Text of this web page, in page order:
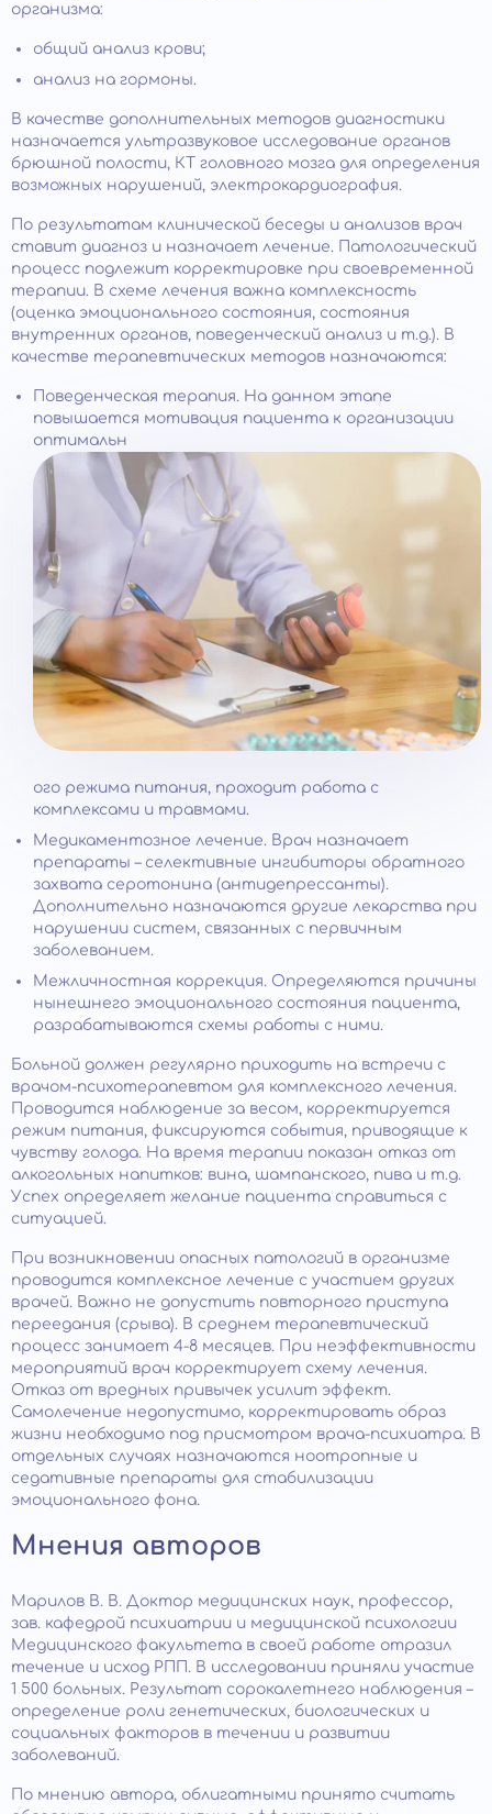
организма:
общий анализ крови;
анализ на гормоны.
В качестве дополнительных методов диагностики
назначается ультразвуковое исследование органов
брюшной полости, КТ головного мозга для определения
возможных нарушений, электрокардиография.
По результатам клинической беседы и анализов врач
ставит диагноз и назначает лечение. Патологический
процесс подлежит корректировке при своевременной
терапии. В схеме лечения важна комплексность
(оценка эмоционального состояния, состояния
внутренних органов, поведенческий анализ и т.д.). В
качестве терапевтических методов назначаются:
Поведенческая терапия. На данном этапе
повышается мотивация пациента к организации
оптимальн
ого режима питания, проходит работа с
комплексами и травмами.
Медикаментозное лечение. Врач назначает
препараты – селективные ингибиторы обратного
захвата серотонина (антидепрессанты).
Дополнительно назначаются другие лекарства при
нарушении систем, связанных с первичным
заболеванием.
Межличностная коррекция. Определяются причины
нынешнего эмоционального состояния пациента,
разрабатываются схемы работы с ними.
Больной должен регулярно приходить на встречи с
врачом-психотерапевтом для комплексного лечения.
Проводится наблюдение за весом, корректируется
режим питания, фиксируются события, приводящие к
чувству голода. На время терапии показан отказ от
алкогольных напитков: вина, шампанского, пива и т.д.
Успех определяет желание пациента справиться с
ситуацией.
При возникновении опасных патологий в организме
проводится комплексное лечение с участием других
врачей. Важно не допустить повторного приступа
переедания (срыва). В среднем терапевтический
процесс занимает 4-8 месяцев. При неэффективности
мероприятий врач корректирует схему лечения.
Отказ от вредных привычек усилит эффект.
Самолечение недопустимо, корректировать образ
жизни необходимо под присмотром врача-психиатра. В
отдельных случаях назначаются ноотропные и
седативные препараты для стабилизации
эмоционального фона.
Мнения авторов
Марилов В. В. Доктор медицинских наук, профессор,
зав. кафедрой психиатрии и медицинской психологии
Медицинского факультета в своей работе отразил
течение и исход РПП. В исследовании приняли участие
1 500 больных. Результат сорокалетнего наблюдения –
определение роли генетических, биологических и
социальных факторов в течении и развитии
заболеваний.
По мнению автора, облигатными принято считать